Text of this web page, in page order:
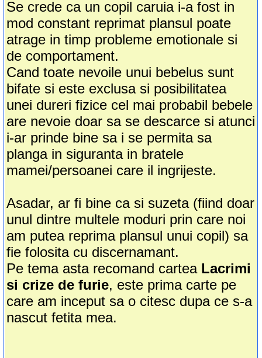
Se crede ca un copil caruia i-a fost in
mod constant reprimat plansul poate
atrage in timp probleme emotionale si
de comportament.
Cand toate nevoile unui bebelus sunt
bifate si este exclusa si posibilitatea
unei dureri fizice cel mai probabil bebele
are nevoie doar sa se descarce si atunci
i-ar prinde bine sa i se permita sa
planga in siguranta in bratele
mamei/persoanei care il ingrijeste.
Asadar, ar fi bine ca si suzeta (fiind doar
unul dintre multele moduri prin care noi
am putea reprima plansul unui copil) sa
fie folosita cu discernamant.
Pe tema asta recomand cartea Lacrimi
si crize de furie, este prima carte pe
care am inceput sa o citesc dupa ce s-a
nascut fetita mea.